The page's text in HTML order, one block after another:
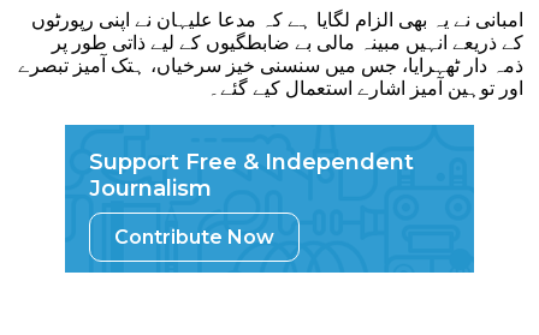
امبانی نے یہ بھی الزام لگایا ہے کہ مدعا علیہان نے اپنی رپورٹوں
کے ذریعے انہیں مبینہ مالی بے ضابطگیوں کے لیے ذاتی طور پر
ذمہ دار ٹھہرایا، جس میں سنسنی خیز سرخیاں، ہتک آمیز تبصرے
اور توہین آمیز اشارے استعمال کیے گئے۔
Support Free & Independent
Journalism
Contribute Now